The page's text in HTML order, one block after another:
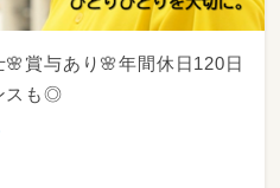
賞与あり🌸年間休日120日
スも◎